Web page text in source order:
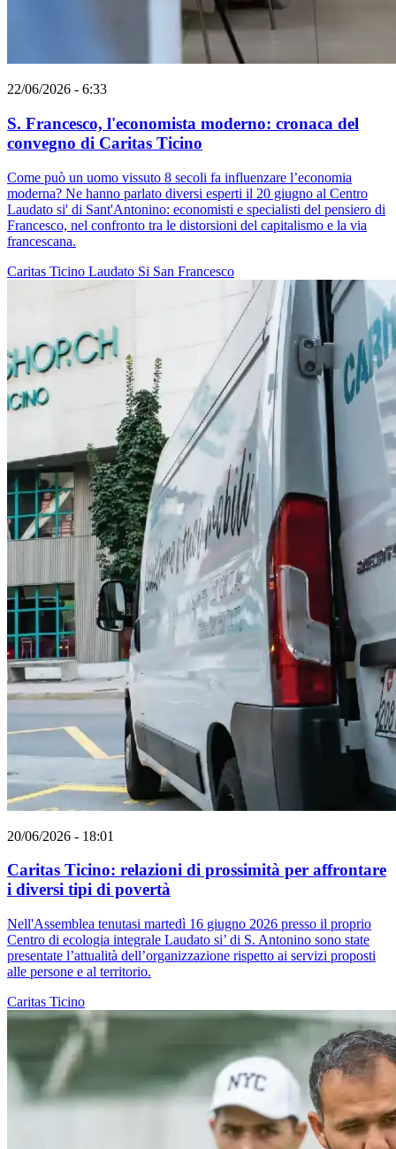
22/06/2026 - 6:33
S. Francesco, l'economista moderno: cronaca del
convegno di Caritas Ticino
Come può un uomo vissuto 8 secoli fa influenzare l’economia
moderna? Ne hanno parlato diversi esperti il 20 giugno al Centro
Laudato si' di Sant'Antonino: economisti e specialisti del pensiero di
Francesco, nel confronto tra le distorsioni del capitalismo e la via
francescana.
Caritas Ticino Laudato Si San Francesco
20/06/2026 - 18:01
Caritas Ticino: relazioni di prossimità per affrontare
i diversi tipi di povertà
Nell'Assemblea tenutasi martedì 16 giugno 2026 presso il proprio
Centro di ecologia integrale Laudato si’ di S. Antonino sono state
presentate l’attualità dell’organizzazione rispetto ai servizi proposti
alle persone e al territorio.
Caritas Ticino